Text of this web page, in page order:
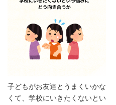
子どもがお友達とうまくいかな
くて、学校にいきたくないとい